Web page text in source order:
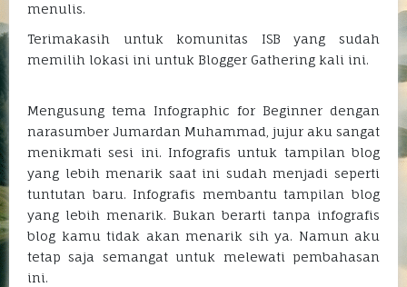
menulis.
Terimakasih untuk komunitas ISB yang sudah
memilih lokasi ini untuk Blogger Gathering kali ini.
Mengusung tema Infographic for Beginner dengan
narasumber Jumardan Muhammad, jujur aku sangat
menikmati sesi ini. Infografis untuk tampilan blog
yang lebih menarik saat ini sudah menjadi seperti
tuntutan baru. Infografis membantu tampilan blog
yang lebih menarik. Bukan berarti tanpa infografis
blog kamu tidak akan menarik sih ya. Namun aku
tetap saja semangat untuk melewati pembahasan
ini.